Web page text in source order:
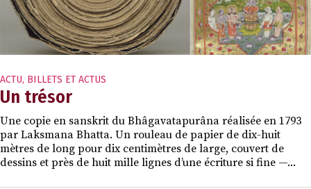
ACTU, BILLETS ET ACTUS
Un trésor
Une copie en sanskrit du Bhâgavatapurâna réalisée en 1793
par Laksmana Bhatta. Un rouleau de papier de dix-huit
mètres de long pour dix centimètres de large, couvert de
dessins et près de huit mille lignes d’une écriture si fine —...